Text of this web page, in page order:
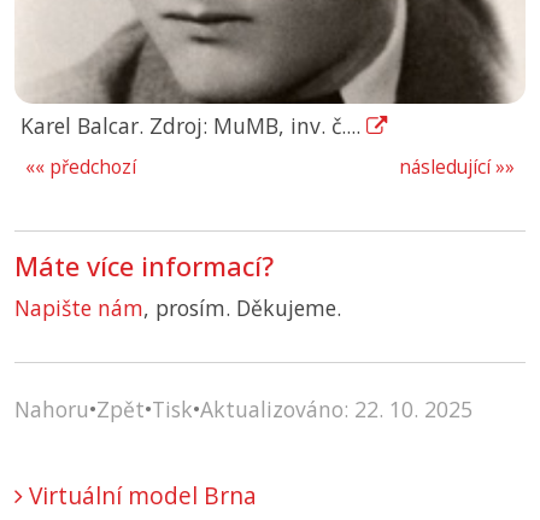
Karel Balcar. Zdroj: MuMB, inv. č....
následující »»
«« předchozí
Máte více informací?
Napište nám, prosím. Děkujeme.
Nahoru•Zpět•Tisk•Aktualizováno: 22. 10. 2025
Virtuální model Brna